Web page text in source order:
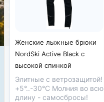
Женские лыжные брюки
NordSki Active Black с
высокой спинкой
Элитные с ветрозащитой!
+5°..-30°С Молния во всю
длину - самосбросы!